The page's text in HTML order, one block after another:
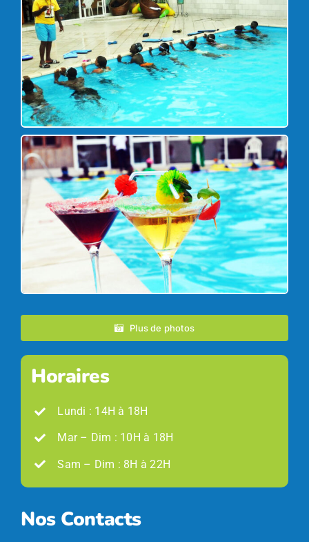
Plus de photos
Horaires
Lundi : 14H à 18H
Mar – Dim : 10H à 18H
Sam – Dim : 8H à 22H
Nos Contacts